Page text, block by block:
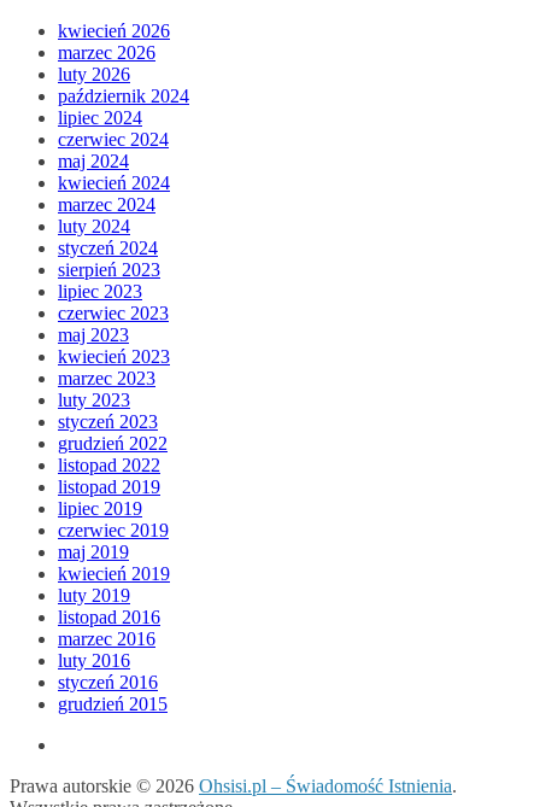
kwiecień 2026
marzec 2026
luty 2026
październik 2024
lipiec 2024
czerwiec 2024
maj 2024
kwiecień 2024
marzec 2024
luty 2024
styczeń 2024
sierpień 2023
lipiec 2023
czerwiec 2023
maj 2023
kwiecień 2023
marzec 2023
luty 2023
styczeń 2023
grudzień 2022
listopad 2022
listopad 2019
lipiec 2019
czerwiec 2019
maj 2019
kwiecień 2019
luty 2019
listopad 2016
marzec 2016
luty 2016
styczeń 2016
grudzień 2015
Prawa autorskie © 2026 Ohsisi.pl – Świadomość Istnienia.